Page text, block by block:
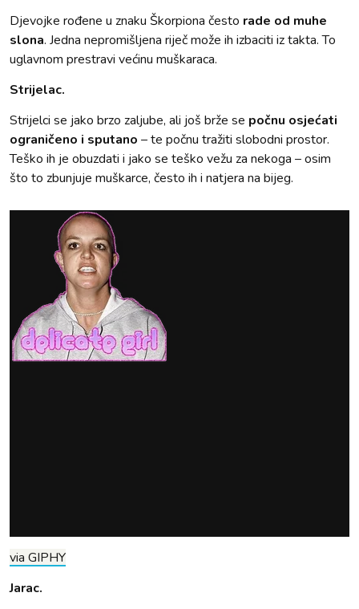
Djevojke rođene u znaku Škorpiona često rade od muhe
slona. Jedna nepromišljena riječ može ih izbaciti iz takta. To
uglavnom prestravi većinu muškaraca.
Strijelac.
Strijelci se jako brzo zaljube, ali još brže se počnu osjećati
ograničeno i sputano – te počnu tražiti slobodni prostor.
Teško ih je obuzdati i jako se teško vežu za nekoga – osim
što to zbunjuje muškarce, često ih i natjera na bijeg.
via GIPHY
Jarac.